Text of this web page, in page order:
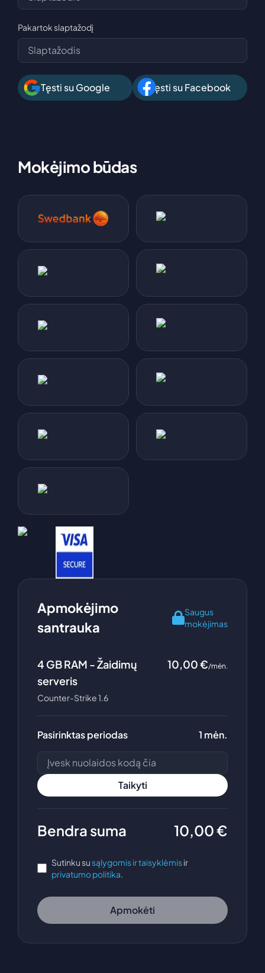
Pakartok slaptažodį
Tęsti su Google Tęsti su Facebook
Mokėjimo būdas
Apmokėjimo
santrauka
Saugus
mokėjimas
4 GB RAM -Žaidimų
serveris
Counter-Strike 1.6
10,00€/mėn.
Pasirinktas periodas 1 mėn.
Taikyti
Bendra suma 10,00€
Sutinku susąlygomis ir taisyklėmisir
privatumo politika.
Apmokėti